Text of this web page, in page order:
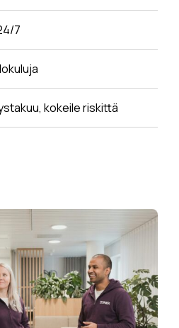
7
kokeile riskittä